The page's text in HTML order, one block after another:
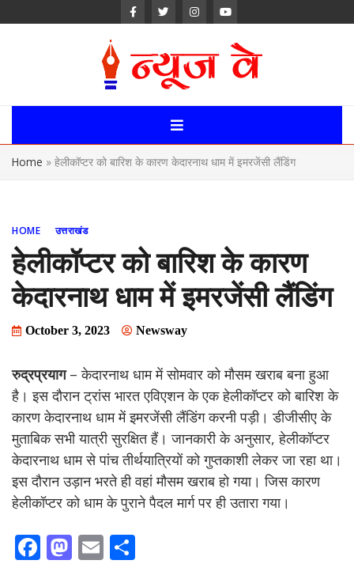
News Way:
Uttarakhand,
Delhi News
Portal
Home » हेलीकॉप्टर को बारिश के कारण केदारनाथ धाम में इमरजेंसी लैंडिंग
HOME उत्तराखंड
हेलीकॉप्टर को बारिश के कारण
केदारनाथ धाम में इमरजेंसी लैंडिंग
October 3, 2023 Newsway
रुद्रप्रयाग– केदारनाथ धाम में सोमवार को मौसम खराब बना हुआ
है। इस दौरान ट्रांस भारत एविएशन के एक हेलीकॉप्टर को बारिश के
कारण केदारनाथ धाम में इमरजेंसी लैंडिंग करनी पड़ी। डीजीसीए के
मुताबिक सभी यात्री सुरक्षित हैं। जानकारी के अनुसार, हेलीकॉप्टर
केदारनाथ धाम से पांच तीर्थयात्रियों को गुप्तकाशी लेकर जा रहा था।
इस दौरान उड़ान भरते ही वहां मौसम खराब हो गया। जिस कारण
हेलीकॉप्टर को धाम के पुराने पैदल मार्ग पर ही उतारा गया।
F M E